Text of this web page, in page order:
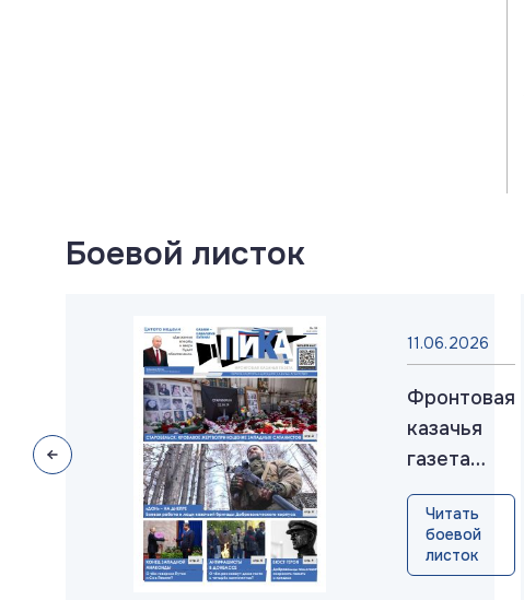
Боевой листок
11.06.2026
Фронтовая
казачья
газета
«ПИКА»:
выпуск
№38, июнь
2026
Читать
боевой
листок